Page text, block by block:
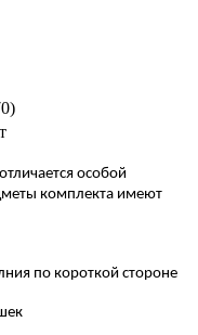
особой
комплекта имеют
по короткой стороне